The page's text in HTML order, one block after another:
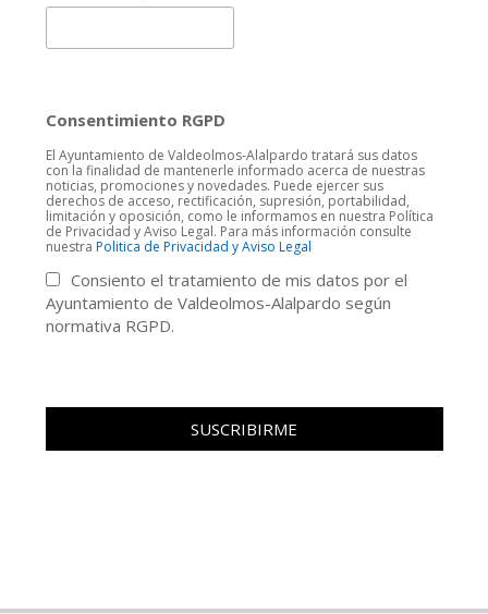
Consentimiento RGPD
El Ayuntamiento de Valdeolmos-Alalpardo tratará sus datos
con la finalidad de mantenerle informado acerca de nuestras
noticias, promociones y novedades. Puede ejercer sus
derechos de acceso, rectificación, supresión, portabilidad,
limitación y oposición, como le informamos en nuestra Política
de Privacidad y Aviso Legal. Para más información consulte
nuestra Politica de Privacidad y Aviso Legal
Consiento el tratamiento de mis datos por el
Ayuntamiento de Valdeolmos-Alalpardo según
normativa RGPD.